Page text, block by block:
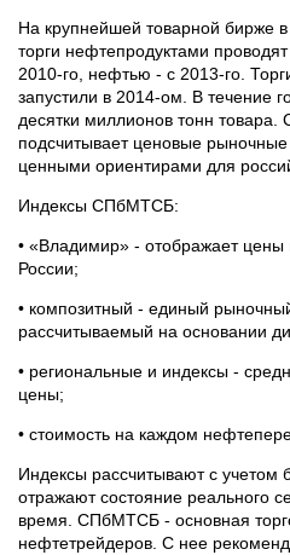
На крупнейшей товарной
торги нефтепродуктами
2010-го, нефтью - с 2013-го.
запустили в 2014-ом. В течение
десятки миллионов тонн
подсчитывает ценовые
ценными ориентирами для
Индексы СПбМТСБ:
• «Владимир» - отображает цены
России;
• композитный - единый
рассчитываемый на основании
• региональные и индексы -
цены;
• стоимость на каждом
Индексы рассчитывают с учетом
отражают состояние реального
время. СПбМТСБ - основная
нефтетрейдеров. С нее